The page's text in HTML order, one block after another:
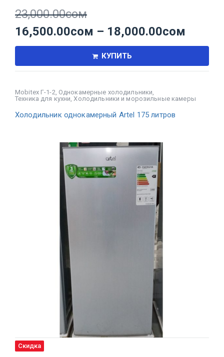
23,000.00сом
16,500.00сом – 18,000.00сом
КУПИТЬ
Mobitex Г-1-2 Однокамерные холодильники
Техника для кухни ,Холодильники и морозильные камеры
Холодильник однокамерный Artel 175 литров
Скидка